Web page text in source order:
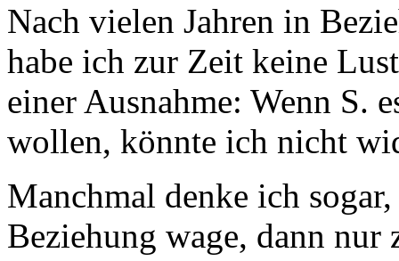
Nach vielen Jahren in
habe ich zur Zeit keine
einer Ausnahme: Wenn S.
wollen, könnte ich nicht
Manchmal denke ich
Beziehung wage, dann nur